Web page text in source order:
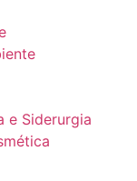
e Siderurgia